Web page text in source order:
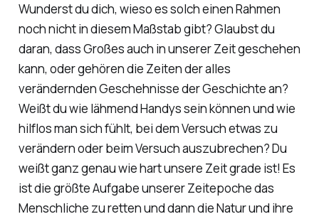
Wunderst du dich, wieso es solch einen Rahmen
noch nicht in diesem Maßstab gibt? Glaubst du
daran, dass Großes auch in unserer Zeit geschehen
kann, oder gehören die Zeiten der alles
verändernden Geschehnisse der Geschichte an?
Weißt du wie lähmend Handys sein können und wie
hilflos man sich fühlt, bei dem Versuch etwas zu
verändern oder beim Versuch auszubrechen? Du
weißt ganz genau wie hart unsere Zeit grade ist! Es
ist die größte Aufgabe unserer Zeitepoche das
Menschliche zu retten und dann die Natur und ihre